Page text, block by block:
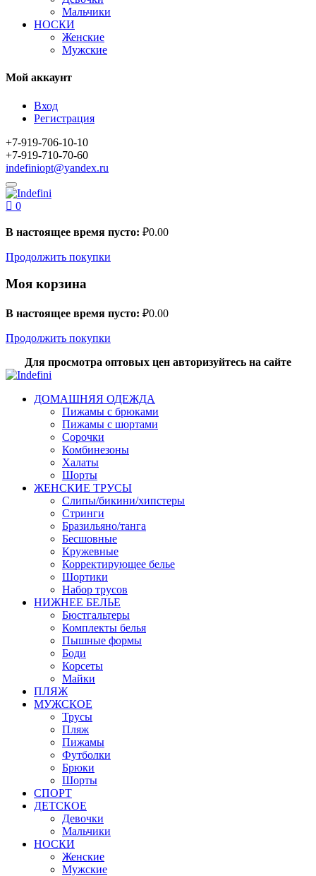
Мальчики
НОСКИ
Женские
Мужские
Мой аккаунт
Вход
Регистрация
+7-919-706-10-10
+7-919-710-70-60
indefiniopt@yandex.ru
0
В настоящее время пусто: ₽0.00
Продолжить покупки
Моя корзина
В настоящее время пусто: ₽0.00
Продолжить покупки
Для просмотра оптовых цен авторизуйтесь на сайте
ДОМАШНЯЯ ОДЕЖДА
Пижамы с брюками
Пижамы с шортами
Сорочки
Комбинезоны
Халаты
Шорты
ЖЕНСКИЕ ТРУСЫ
Слипы/бикини/хипстеры
Стринги
Бразильяно/танга
Бесшовные
Кружевные
Корректирующее белье
Шортики
Набор трусов
НИЖНЕЕ БЕЛЬЕ
Бюстгальтеры
Комплекты белья
Пышные формы
Боди
Корсеты
Майки
ПЛЯЖ
МУЖСКОЕ
Трусы
Пляж
Пижамы
Футболки
Брюки
Шорты
СПОРТ
ДЕТСКОЕ
Девочки
Мальчики
НОСКИ
Женские
Мужские